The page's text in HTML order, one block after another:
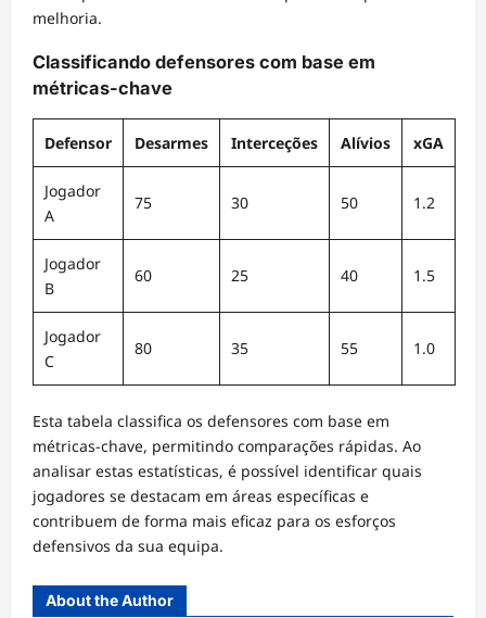
melhoria.
Classificando defensores com base em
métricas-chave
Defensor Desarmes Interceções Alívios xGA
Jogador
A
75 30 50 1.2
Jogador
B
60 25 40 1.5
Jogador
C
80 35 55 1.0
Esta tabela classifica os defensores com base em
métricas-chave, permitindo comparações rápidas. Ao
analisar estas estatísticas, é possível identificar quais
jogadores se destacam em áreas específicas e
contribuem de forma mais eficaz para os esforços
defensivos da sua equipa.
About the Author